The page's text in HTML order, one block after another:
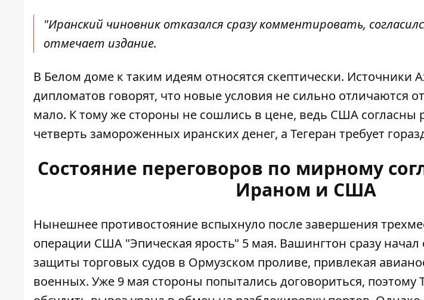
"Иранский чиновник отказался сразу комментировать,
отмечает издание.
В Белом доме к таким идеям относятся скептически. Источники
дипломатов говорят, что новые условия не сильно отличаются
мало. К тому же стороны не сошлись в цене, ведь США согласны
четверть замороженных иранских денег, а Тегеран требует
Состояние переговоров по мирному
Ираном и США
Нынешнее противостояние вспыхнуло послезавершения
операции США "Эпическая ярость" 5 мая. Вашингтон сразу
защиты торговых судов в Ормузском проливе, привлекая
военных. Уже 9 мая стороны попытались договориться, поэтому